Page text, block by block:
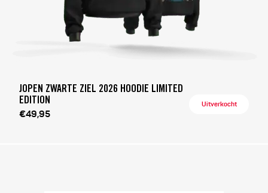
JOPEN ZWARTE ZIEL 2026 HOODIE LIMITED
EDITION
€49,95
Uitverkocht